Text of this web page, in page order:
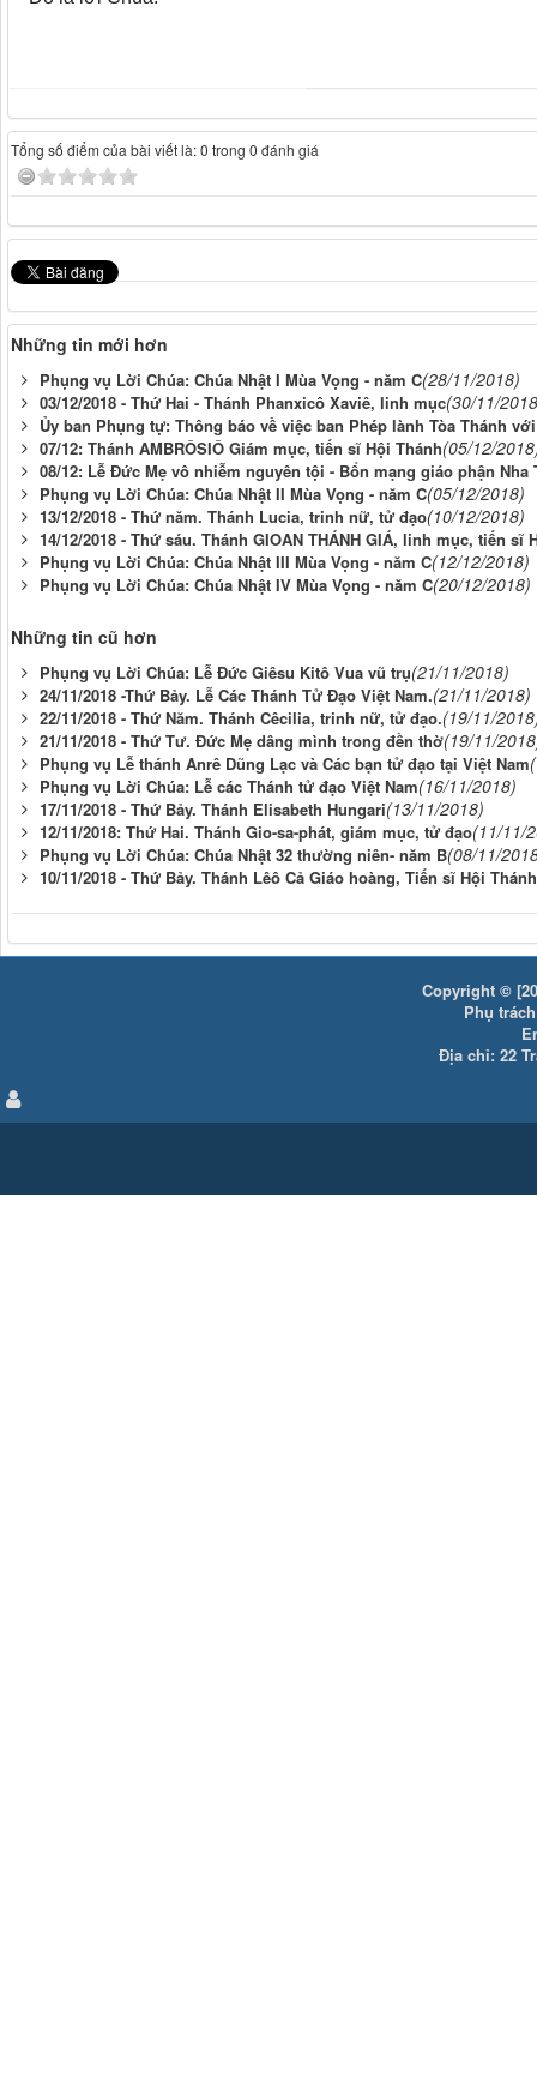
Tổng số điểm của bài viết là: 0 trong 0 đánh giá
Những tin mới hơn
Phụng vụ Lời Chúa: Chúa Nhật I Mùa Vọng - năm C(28/11/2018)
03/12/2018 - Thứ Hai - Thánh Phanxicô Xaviê, linh mục(30/11/
Ủy ban Phụng tự: Thông báo về việc ban Phép lành Tòa Thánh
07/12: Thánh AMBRÔSIÔ Giám mục, tiến sĩ Hội Thánh(05/12/
08/12: Lễ Đức Mẹ vô nhiễm nguyên tội - Bổn mạng giáo phận Nha
Phụng vụ Lời Chúa: Chúa Nhật II Mùa Vọng - năm C(05/12/2018)
13/12/2018 - Thứ năm. Thánh Lucia, trinh nữ, tử đạo(10/12/2018)
14/12/2018 - Thứ sáu. Thánh GIOAN THÁNH GIÁ, linh mục, tiến sĩ
Phụng vụ Lời Chúa: Chúa Nhật III Mùa Vọng - năm C(12/12/2018)
Phụng vụ Lời Chúa: Chúa Nhật IV Mùa Vọng - năm C(20/12/2018)
Những tin cũ hơn
Phụng vụ Lời Chúa: Lễ Đức Giêsu Kitô Vua vũ trụ(21/11/2018)
24/11/2018 -Thứ Bảy. Lễ Các Thánh Tử Đạo Việt Nam.(21/11/2018)
22/11/2018 - Thứ Năm. Thánh Cêcilia, trinh nữ, tử đạo.(19/11/
21/11/2018 - Thứ Tư. Đức Mẹ dâng mình trong đền thờ(19/11/
Phụng vụ Lễ thánh Anrê Dũng Lạc và Các bạn tử đạo tại Việt Nam
Phụng vụ Lời Chúa: Lễ các Thánh tử đạo Việt Nam(16/11/2018)
17/11/2018 - Thứ Bảy. Thánh Elisabeth Hungari(13/11/2018)
12/11/2018: Thứ Hai. Thánh Gio-sa-phát, giám mục, tử đạo(11/11/
Phụng vụ Lời Chúa: Chúa Nhật 32 thường niên- năm B(08/11/
10/11/2018 - Thứ Bảy. Thánh Lêô Cả Giáo hoàng, Tiến sĩ Hội
Copyright ©
Phụ
Địa chỉ: 22